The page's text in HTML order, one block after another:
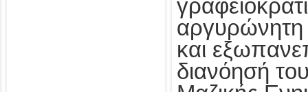
αργυρώνητη
και
διανόησή